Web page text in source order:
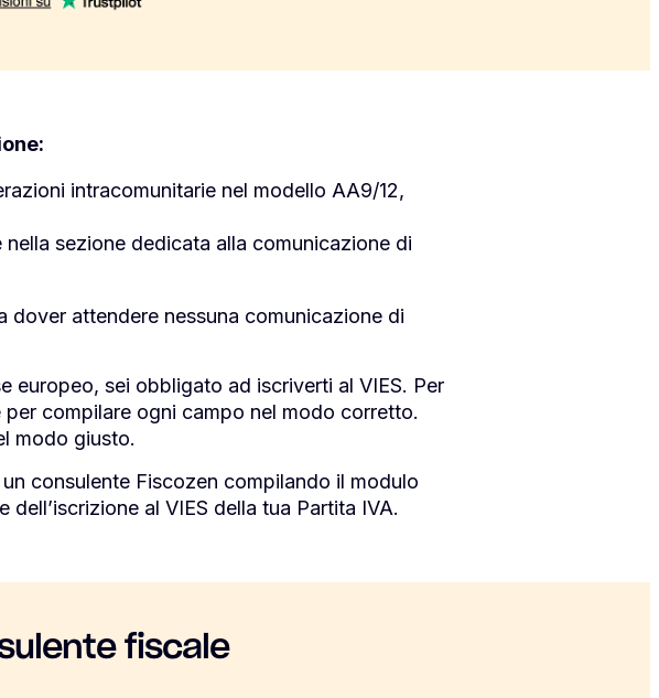
intracomunitarie nel modello AA9/12,
nella sezione dedicata alla comunicazione di
dover attendere nessuna comunicazione di
europeo, sei obbligato ad iscriverti al VIES. Per
compilare ogni campo nel modo corretto.
modo giusto.
consulente Fiscozen compilando il modulo
al VIES della tua Partita IVA.
fiscale